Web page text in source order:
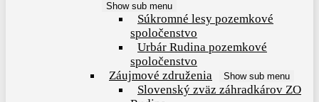
Show sub menu
Súkromné lesy pozemkové
spoločenstvo
Urbár Rudina pozemkové
spoločenstvo
Záujmové združenia
Show sub menu
Slovenský zväz záhradkárov ZO